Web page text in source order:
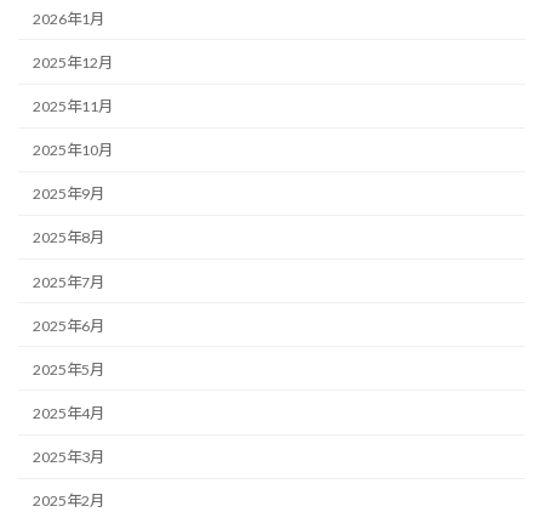
2026年1月
2025年12月
2025年11月
2025年10月
2025年9月
2025年8月
2025年7月
2025年6月
2025年5月
2025年4月
2025年3月
2025年2月